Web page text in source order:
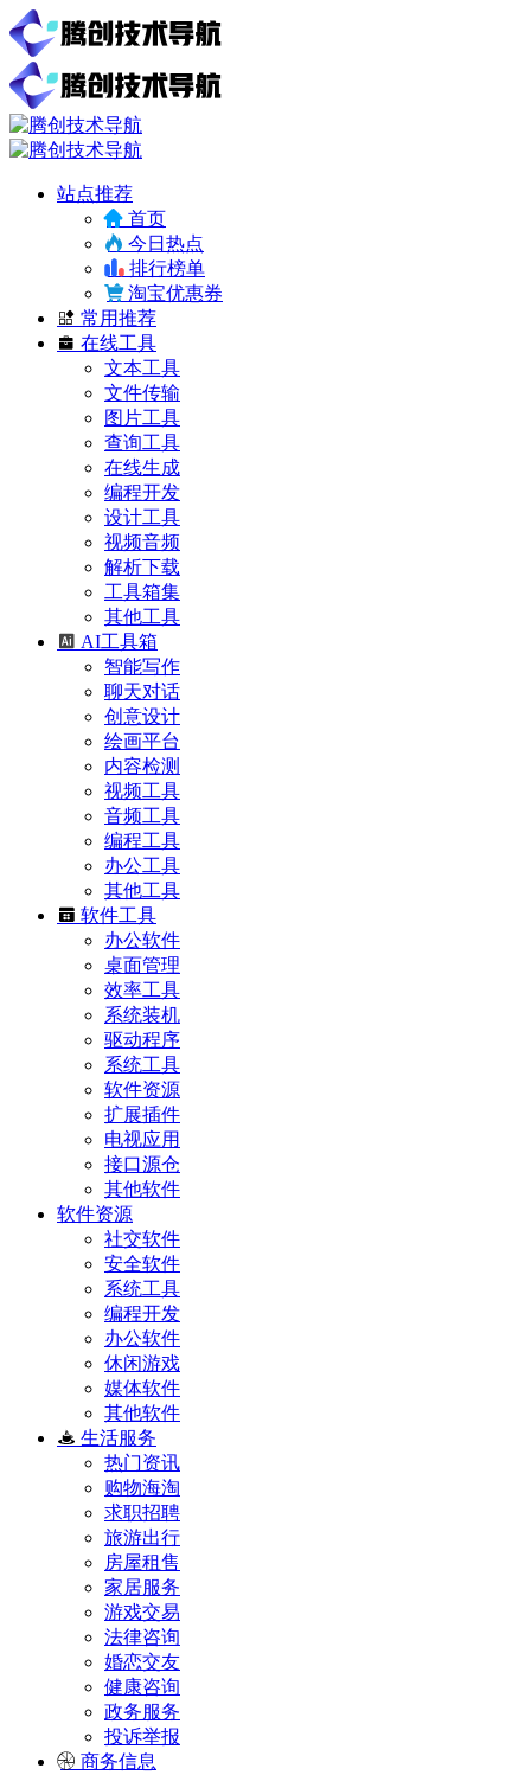
站点推荐
首页
今日热点
排行榜单
淘宝优惠券
常用推荐
在线工具
文本工具
文件传输
图片工具
查询工具
在线生成
编程开发
设计工具
视频音频
解析下载
工具箱集
其他工具
AI工具箱
智能写作
聊天对话
创意设计
绘画平台
内容检测
视频工具
音频工具
编程工具
办公工具
其他工具
软件工具
办公软件
桌面管理
效率工具
系统装机
驱动程序
系统工具
软件资源
扩展插件
电视应用
接口源仓
其他软件
软件资源
社交软件
安全软件
系统工具
编程开发
办公软件
休闲游戏
媒体软件
其他软件
生活服务
热门资讯
购物海淘
求职招聘
旅游出行
房屋租售
家居服务
游戏交易
法律咨询
婚恋交友
健康咨询
政务服务
投诉举报
商务信息